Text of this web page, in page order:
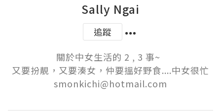
Sally Ngai
追蹤
關於中女生活的 2 , 3 事~
又要扮靚，又要湊女，仲要搵好野食....中女很忙
smonkichi@hotmail.com